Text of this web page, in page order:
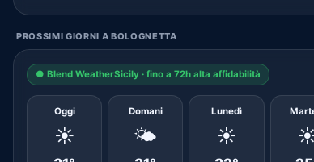
PROSSIMI GIORNI A BOLOGNETTA
● Blend WeatherSicily · fino a 72h alta affidabilità
Oggi
☀️
Domani
🌤️
Lunedì
☀️